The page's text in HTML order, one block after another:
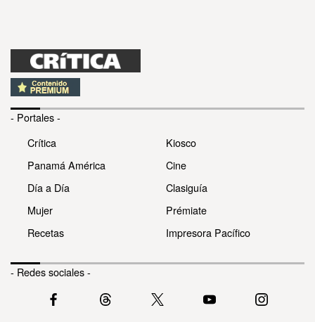
- Portales -
Crítica
Panamá América
Día a Día
Mujer
Recetas
Kiosco
Cine
Clasiguía
Prémiate
Impresora Pacífico
- Redes sociales -